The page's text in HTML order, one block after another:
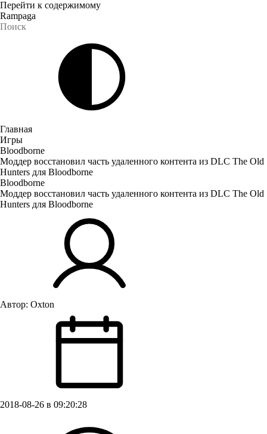
Перейти к содержимому
Rampaga
Главная
Игры
Bloodborne
Моддер восстановил часть удаленного контента из DLC The Old
Hunters для Bloodborne
Bloodborne
Моддер восстановил часть удаленного контента из DLC The Old
Hunters для Bloodborne
Автор: Oxton
2018-08-26 в 09:20:28